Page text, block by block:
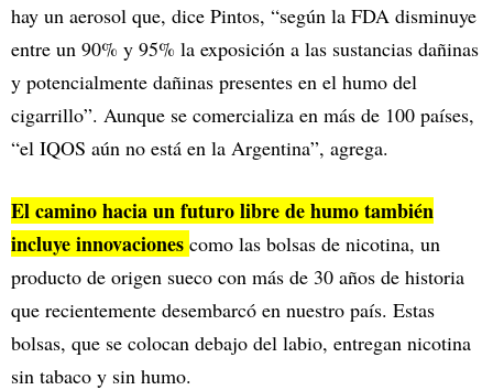
hay un aerosol que, dice Pintos, “según la FDA disminuye
entre un 90% y 95% la exposición a las sustancias dañinas
y potencialmente dañinas presentes en el humo del
cigarrillo”. Aunque se comercializa en más de 100 países,
“el IQOS aún no está en la Argentina”, agrega.
El camino hacia un futuro libre de humo también
incluye innovaciones como las bolsas de nicotina, un
producto de origen sueco con más de 30 años de historia
que recientemente desembarcó en nuestro país. Estas
bolsas, que se colocan debajo del labio, entregan nicotina
sin tabaco y sin humo.